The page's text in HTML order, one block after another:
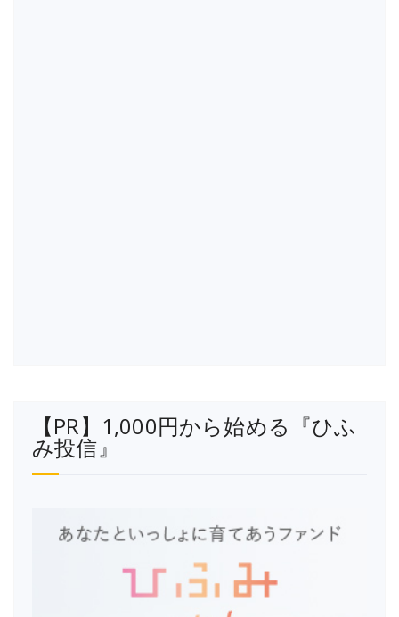
【PR】1,000円から始める『ひふ
み投信』